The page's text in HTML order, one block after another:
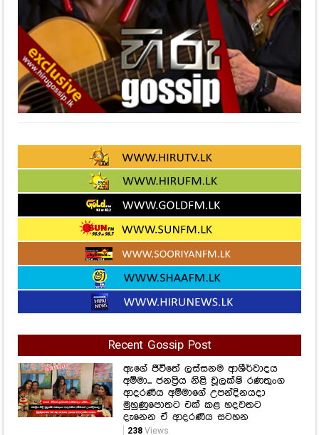
Recent Gossip Post
ඇගේ ජීවිතේ ලස්සනම ආශීර්වාදය
අම්මා... ජනප්‍රිය නිළි චූලක්ෂි රණතුංග
ආදරණීය අම්මාගේ උපන්දිනයදා
මුහුණුපොතට එක් කළ හදවතට
දැනෙන ඒ ආදරණිය සටහන
238Views